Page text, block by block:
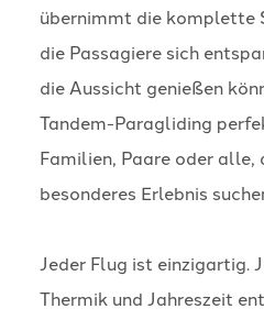
übernimmt die komplette
die Passagiere sich
die Aussicht genießen
Tandem-Paragliding
Familien, Paare oder alle,
besonderes Erlebnis
Jeder Flug ist einzigartig.
Thermik und Jahreszeit